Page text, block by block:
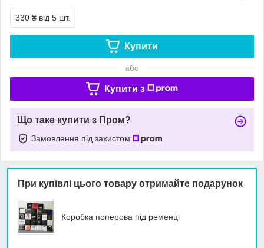
330 ₴ від 5 шт.
Купити
або
Купити з
Що таке купити з Пром?
Замовлення під захистом
При купівлі цього товару отримайте подарунок
Коробка поперова під ременці